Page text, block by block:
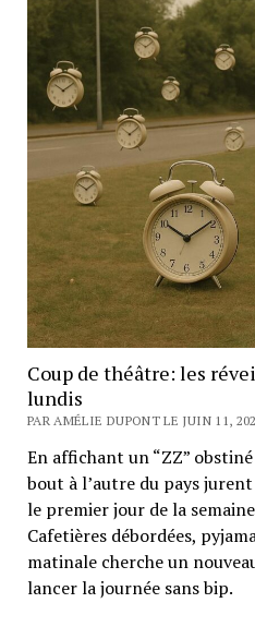
Coup de théâtre: les
lundis
PAR AMÉLIE DUPONT LE JUIN 11,
En affichant un “ZZ”
bout à l’autre du pays
le premier jour de la
Cafetières débordées,
matinale cherche un
lancer la journée sans bip.